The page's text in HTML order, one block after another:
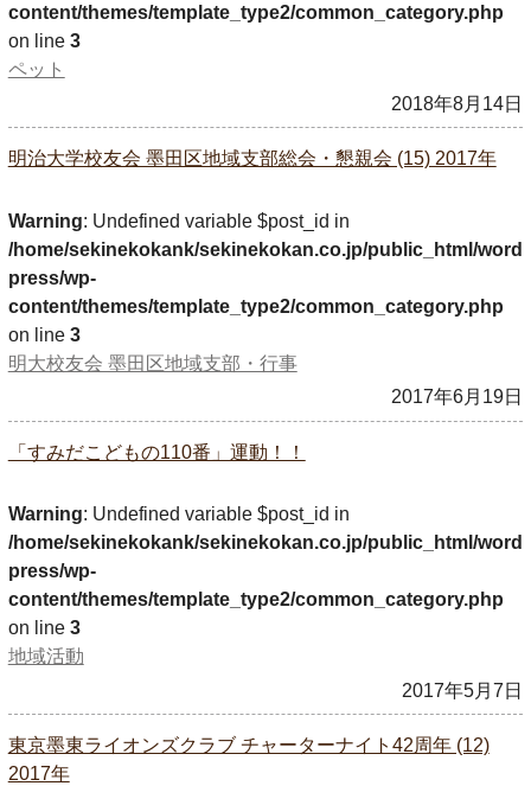
content/themes/template_type2/common_category.php
on line 3
ペット
2018年8月14日
明治大学校友会 墨田区地域支部総会・懇親会 (15) 2017年
Warning: Undefined variable $post_id in
/home/sekinekokank/sekinekokan.co.jp/public_html/word
press/wp-
content/themes/template_type2/common_category.php
on line 3
明大校友会 墨田区地域支部・行事
2017年6月19日
「すみだこどもの110番」運動！！
Warning: Undefined variable $post_id in
/home/sekinekokank/sekinekokan.co.jp/public_html/word
press/wp-
content/themes/template_type2/common_category.php
on line 3
地域活動
2017年5月7日
東京墨東ライオンズクラブ チャーターナイト42周年 (12)
2017年